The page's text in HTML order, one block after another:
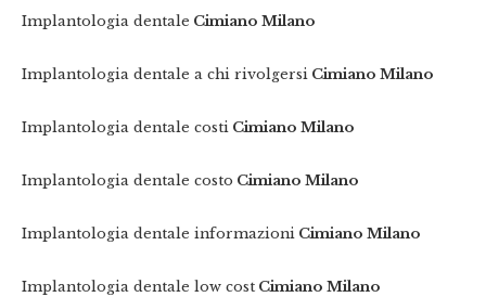
Implantologia dentale Cimiano Milano
Implantologia dentale a chi rivolgersi Cimiano Milano
Implantologia dentale costi Cimiano Milano
Implantologia dentale costo Cimiano Milano
Implantologia dentale informazioni Cimiano Milano
Implantologia dentale low cost Cimiano Milano